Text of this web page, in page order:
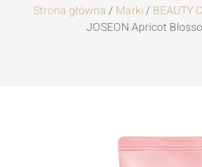
Strona główna/ Marki/ BEAUTY
JOSEON Apricot